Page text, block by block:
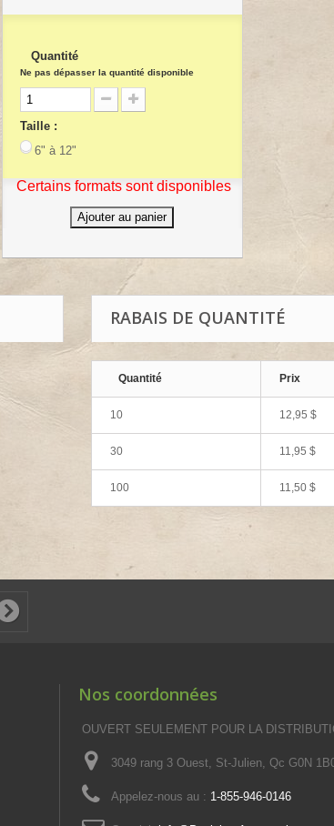
Quantité
Ne pas dépasser la quantité disponible
Taille :
6" à 12"
Certains formats sont disponibles
Ajouter au panier
RABAIS DE QUANTITÉ
Quantité Prix
10 12,95 $
30 11,95 $
100 11,50 $
Nos coordonnées
OUVERT SEULEMENT POUR LA
3049 rang 3 Ouest, St-Julien, Qc G0N
Appelez-nous au : 1-855-946-0146